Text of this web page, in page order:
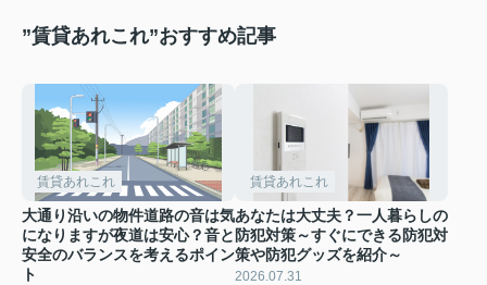
”賃貸あれこれ”おすすめ記事
賃貸あれこれ
大通り沿いの物件道路の音は気
になりますが夜道は安心？音と
安全のバランスを考えるポイン
ト
賃貸あれこれ
あなたは大丈夫？一人暮らしの
防犯対策～すぐにできる防犯対
策や防犯グッズを紹介～
2026.07.31